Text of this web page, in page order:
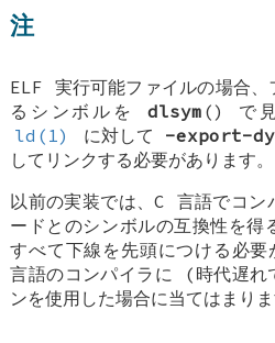
注
ELF 実行可能ファイルの場合、
るシンボルをdlsym () で見
ld(1)
に対して -export-
してリンクする必要があります。
以前の実装では、C 言語でコン
ードとのシンボルの互換性を得
すべて下線を先頭につける必
言語のコンパイラに (時代遅れ
ンを使用した場合に当てはまりま